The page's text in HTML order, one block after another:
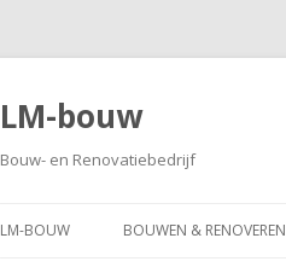
LM-bouw
Bouw- en Renovatiebedrijf
LM-BOUW BOUWEN & RENOVEREN